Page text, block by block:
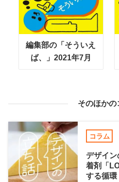
編集部の「そういえ
ば、」2021年7月
そのほかの
コラム
デザイ
着剤「
する循環